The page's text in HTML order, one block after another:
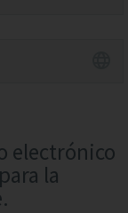
electrónico
la